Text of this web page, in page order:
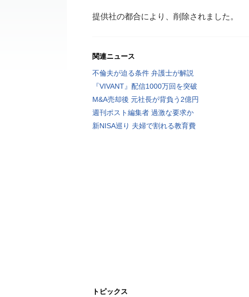
提供社の都合により、削除されました。
関連ニュース
不倫夫が迫る条件 弁護士が解説
『VIVANT』配信1000万回を突破
M&A売却後 元社長が背負う2億円
週刊ポスト編集者 過激な要求か
新NISA巡り 夫婦で割れる教育費
トピックス